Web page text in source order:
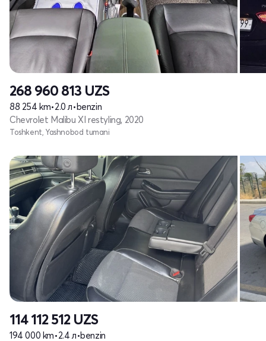
268 960 813 UZS
88 254 km•2.0 л•benzin
Chevrolet Malibu XI restyling, 2020
Toshkent, Yashnobod tumani
114 112 512 UZS
194 000 km•2.4 л•benzin